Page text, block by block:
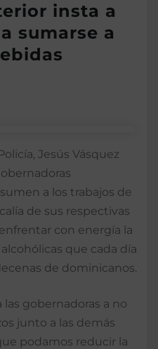
insta a
sumarse a
Jesús Vásquez
a los trabajos de
de sus respectivas
con energía la
que cada día
de dominicanos.
gobernadoras a no
junto a las demás
podamos reducir la